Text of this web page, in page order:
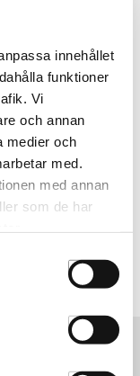
innehållet
funktioner
Vi
och annan
medier och
med.
med annan
som de har
behöver ni
produkt.